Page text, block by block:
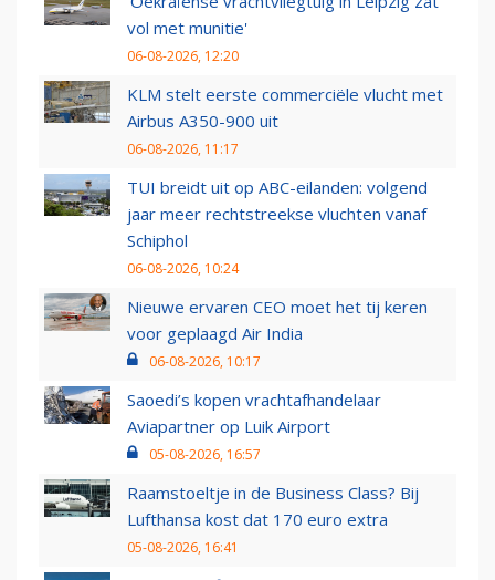
vol met munitie'
06-08-2026, 12:20
KLM stelt eerste commerciële vlucht met
Airbus A350-900 uit
06-08-2026, 11:17
TUI breidt uit op ABC-eilanden: volgend
jaar meer rechtstreekse vluchten vanaf
Schiphol
06-08-2026, 10:24
Nieuwe ervaren CEO moet het tij keren
voor geplaagd Air India
06-08-2026, 10:17
Saoedi’s kopen vrachtafhandelaar
Aviapartner op Luik Airport
05-08-2026, 16:57
Raamstoeltje in de Business Class? Bij
Lufthansa kost dat 170 euro extra
05-08-2026, 16:41